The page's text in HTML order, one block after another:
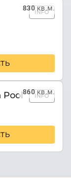
830кв.м.
INFO
860кв.м.
Pool INFO